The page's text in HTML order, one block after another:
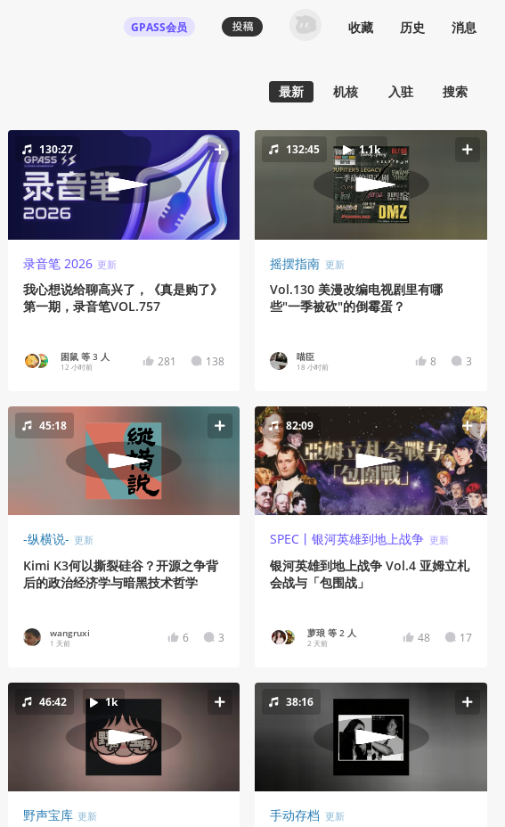
GPASS会员 收藏 历史 消息
最新 机核 入驻 搜索
130:27
录音笔 2026 更新
我心想说给聊高兴了，《真是购了》
第一期，录音笔VOL.757
困鼠 等 3 人
12 小时前 281 138
132:45 1.1k
摇摆指南 更新
Vol.130 美漫改编电视剧里有哪
些"一季被砍"的倒霉蛋？
喵臣
18 小时前 8 3
45:18
-纵横说- 更新
Kimi K3何以撕裂硅谷？开源之争背
后的政治经济学与暗黑技术哲学
wangruxi
1 天前 6 3
82:09
SPEC丨银河英雄到地上战争 更新
银河英雄到地上战争 Vol.4 亚姆立札
会战与「包围战」
萝琅 等 2 人
2 天前 48 17
46:42 1k
野声宝库 更新
38:16
手动存档 更新